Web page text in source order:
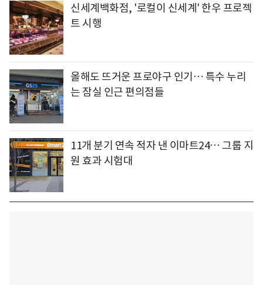
신세계백화점, '로컬이 신세계' 한우 프로젝
트 시행
올해도 뜨거운 프로야구 인기… 특수 누리
는 잠실 인근 편의점들
11개 분기 연속 적자 낸 이마트24… 그룹 지
원 효과 시험대